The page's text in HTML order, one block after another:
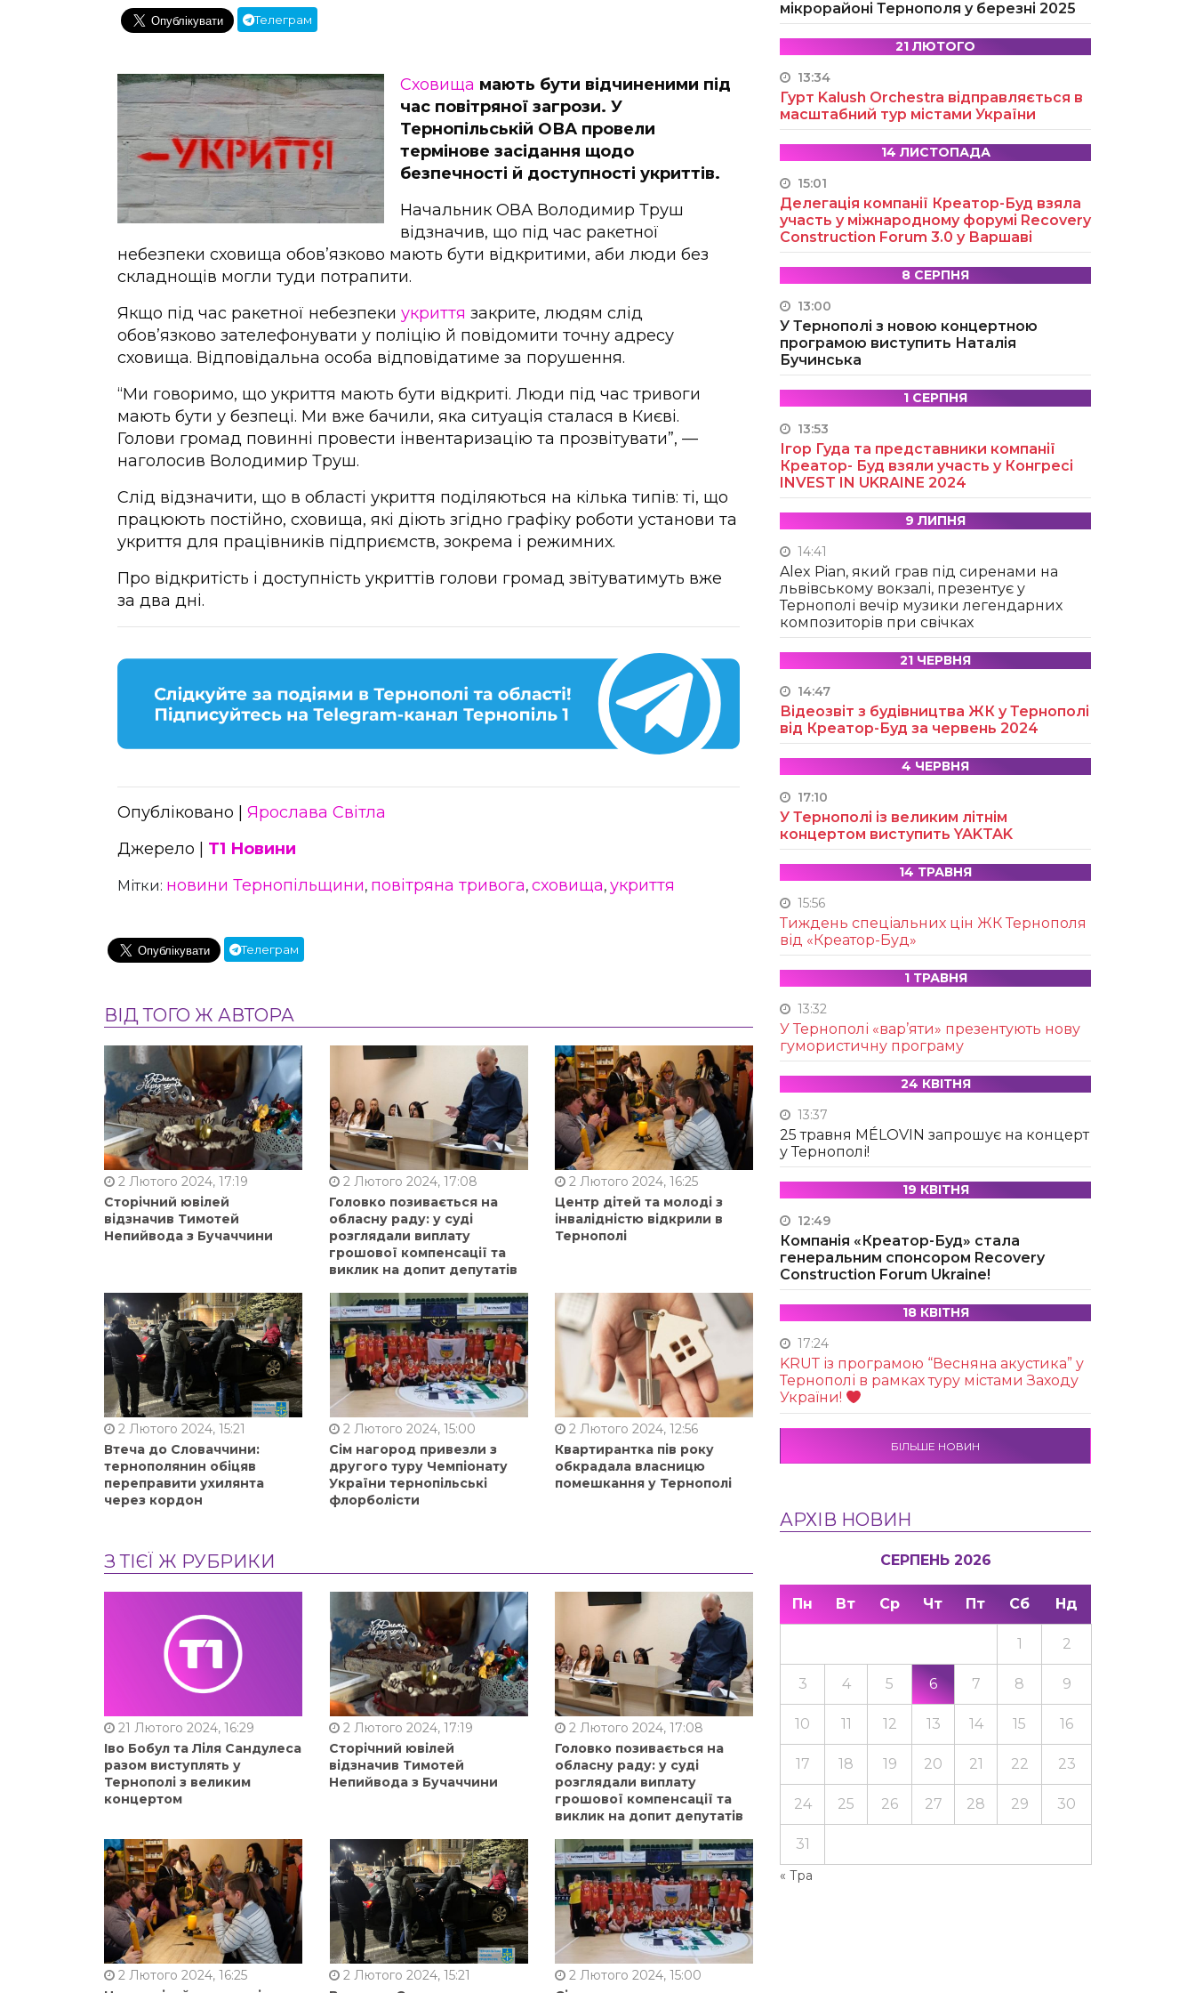
Телеграм
Сховища мають бути відчиненими під
час повітряної загрози. У
Тернопільській ОВА провели
термінове засідання щодо
безпечності й доступності укриттів.
Начальник ОВА Володимир Труш
відзначив, що під час ракетної
небезпеки сховища обов’язково мають бути відкритими, аби люди без
складнощів могли туди потрапити.
Якщо під час ракетної небезпеки укриття закрите, людям слід
обов’язково зателефонувати у поліцію й повідомити точну адресу
сховища. Відповідальна особа відповідатиме за порушення.
“Ми говоримо, що укриття мають бути відкриті. Люди під час тривоги
мають бути у безпеці. Ми вже бачили, яка ситуація сталася в Києві.
Голови громад повинні провести інвентаризацію та прозвітувати”, —
наголосив Володимир Труш.
Слід відзначити, що в області укриття поділяються на кілька типів: ті, що
працюють постійно, сховища, які діють згідно графіку роботи установи та
укриття для працівників підприємств, зокрема і режимних.
Про відкритість і доступність укриттів голови громад звітуватимуть вже
за два дні.
Опубліковано | Ярослава Світла
Джерело | Т1 Новини
Мітки: новини Тернопільщини, повітряна тривога, сховища, укриття
Телеграм
ВІД ТОГО Ж АВТОРА
2 Лютого 2024, 17:19
Сторічний ювілей
відзначив Тимотей
Непийвода з Бучаччини
2 Лютого 2024, 17:08
Головко позивається на
обласну раду: у суді
розглядали виплату
грошової компенсації та
виклик на допит депутатів
2 Лютого 2024, 16:25
Центр дітей та молоді з
інвалідністю відкрили в
Тернополі
2 Лютого 2024, 15:21
Втеча до Словаччини:
тернополянин обіцяв
переправити ухилянта
через кордон
2 Лютого 2024, 15:00
Сім нагород привезли з
другого туру Чемпіонату
України тернопільські
флорболісти
2 Лютого 2024, 12:56
Квартирантка пів року
обкрадала власницю
помешкання у Тернополі
З ТІЄЇ Ж РУБРИКИ
21 Лютого 2024, 16:29
Іво Бобул та Ліля Сандулеса
разом виступлять у
Тернополі з великим
концертом
2 Лютого 2024, 17:19
Сторічний ювілей
відзначив Тимотей
Непийвода з Бучаччини
2 Лютого 2024, 17:08
Головко позивається на
обласну раду: у суді
розглядали виплату
грошової компенсації та
виклик на допит депутатів
2 Лютого 2024, 16:25
2 Лютого 2024, 15:21
2 Лютого 2024, 15:00
мікрорайоні Тернополя у березні 2025
21 ЛЮТОГО
13:34
Гурт Kalush Orchestra відправляється в
масштабний тур містами України
14 ЛИСТОПАДА
15:01
Делегація компанії Креатор-Буд взяла
участь у міжнародному форумі Recovery
Construction Forum 3.0 у Варшаві
8 СЕРПНЯ
13:00
У Тернополі з новою концертною
програмою виступить Наталія
Бучинська
1 СЕРПНЯ
13:53
Ігор Гуда та представники компанії
Креатор- Буд взяли участь у Конгресі
INVEST IN UKRAINE 2024
9 ЛИПНЯ
14:41
Alex Pian, який грав під сиренами на
львівському вокзалі, презентує у
Тернополі вечір музики легендарних
композиторів при свічках
21 ЧЕРВНЯ
14:47
Відеозвіт з будівництва ЖК у Тернополі
від Креатор-Буд за червень 2024
4 ЧЕРВНЯ
17:10
У Тернополі із великим літнім
концертом виступить YAKTAK
14 ТРАВНЯ
15:56
Тиждень спеціальних цін ЖК Тернополя
від «Креатор-Буд»
1 ТРАВНЯ
13:32
У Тернополі «вар’яти» презентують нову
гумористичну програму
24 КВІТНЯ
13:37
25 травня MÉLOVIN запрошує на концерт
у Тернополі!
19 КВІТНЯ
12:49
Компанія «Креатор-Буд» стала
генеральним спонсором Recovery
Construction Forum Ukraine!
18 КВІТНЯ
17:24
KRUТ із програмою “Весняна акустика” у
Тернополі в рамках туру містами Заходу
України!
БІЛЬШЕ НОВИН
АРХІВ НОВИН
СЕРПЕНЬ 2026
Пн Вт Ср Чт Пт Сб Нд
« Тра
1 2
3 4 5 6 7 8 9
10 11 12 13 14 15 16
17 18 19 20 21 22 23
24 25 26 27 28 29 30
31